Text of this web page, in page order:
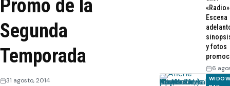
Streaming
Recomendaciones
Videos
Promo de la
Segunda
Temporada
31 agosto, 2014
Escena
y fotos
6